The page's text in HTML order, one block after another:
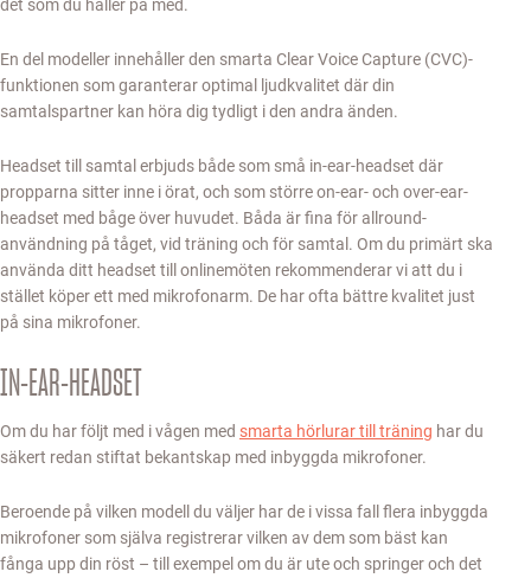
det som du håller på med.
En del modeller innehåller den smarta Clear Voice Capture (CVC)-
funktionen som garanterar optimal ljudkvalitet där din
samtalspartner kan höra dig tydligt i den andra änden.
Headset till samtal erbjuds både som små in-ear-headset där
propparna sitter inne i örat, och som större on-ear- och over-ear-
headset med båge över huvudet. Båda är fina för allround-
användning på tåget, vid träning och för samtal. Om du primärt ska
använda ditt headset till onlinemöten rekommenderar vi att du i
stället köper ett med mikrofonarm. De har ofta bättre kvalitet just
på sina mikrofoner.
IN-EAR-HEADSET
Om du har följt med i vågen med smarta hörlurar till träning har du
säkert redan stiftat bekantskap med inbyggda mikrofoner.
Beroende på vilken modell du väljer har de i vissa fall flera inbyggda
mikrofoner som själva registrerar vilken av dem som bäst kan
fånga upp din röst – till exempel om du är ute och springer och det